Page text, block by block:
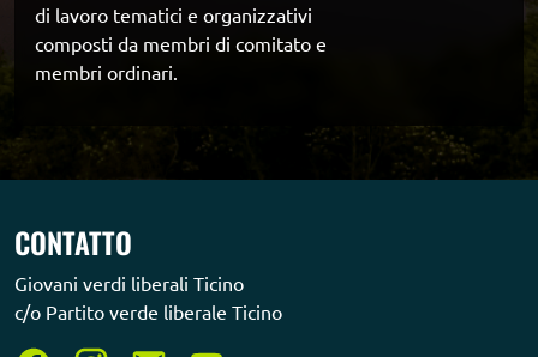
di lavoro tematici e organizzativi
composti da membri di comitato e
membri ordinari.
CONTATTO
Giovani verdi liberali Ticino
c/o Partito verde liberale Ticino